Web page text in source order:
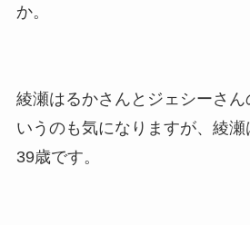
か。
綾瀬はるかさんとジェシーさん
いうのも気になりますが、綾
39歳です。